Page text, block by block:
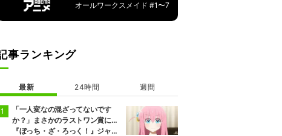
オールワークスメイド #1〜7
事ランキング
最新 24時間 週間
「一人変なの混ざってないです
か？」まさかのラストワン賞に…
『ぼっち・ざ・ろっく！』ジャー